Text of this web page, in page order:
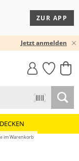
ZUR APP
Jetzt anmelden
MUST-HAVE
im Warenkorb